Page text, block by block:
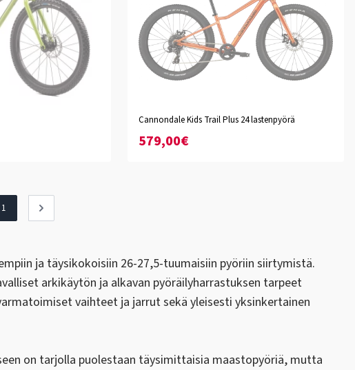
Fire Orange Black Pearl
Cannondale Kids Trail Plus 24 lastenpyörä
579,00€
1
ja täysikokoisiin 26-27,5-tuumaisiin pyöriin siirtymistä.
arkikäytön ja alkavan pyöräilyharrastuksen tarpeet
vaihteet ja jarrut sekä yleisesti yksinkertainen
on tarjolla puolestaan täysimittaisia maastopyöriä, mutta